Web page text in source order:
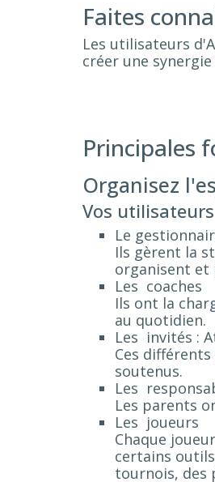
Faites
Les utilisateurs
créer une
Principales
Organisez
Vos
Le
Ils gèrent la
organisent et
Les coaches
Ils ont la
au quotidien.
Les invités :
Ces
soutenus.
Les
Les parents
Les joueurs
Chaque
certains
tournois, des